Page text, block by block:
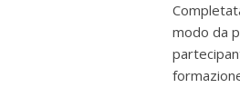
modo da